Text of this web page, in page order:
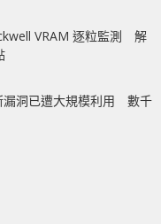
VRAM 逐粒監測 解
漏洞已遭大規模利用 數千